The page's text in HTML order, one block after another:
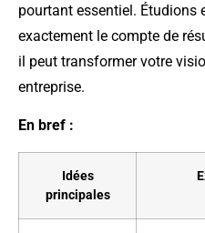
pourtant essentiel. Étudions
exactement le compte de
il peut transformer votre
entreprise.
En bref :
Idées
principales